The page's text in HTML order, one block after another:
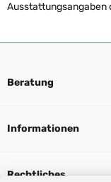
Ausstattungsangaben
Beratung
Informationen
Rechtliches